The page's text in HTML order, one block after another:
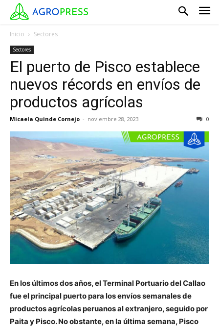
Inicio Sectores
Sectores
El puerto de Pisco establece
nuevos récords en envíos de
productos agrícolas
Micaela Quinde Cornejo - noviembre 28, 2023 0
En los últimos dos años, el Terminal Portuario del Callao
fue el principal puerto para los envíos semanales de
productos agrícolas peruanos al extranjero, seguido por
Paita y Pisco. No obstante, en la última semana, Pisco